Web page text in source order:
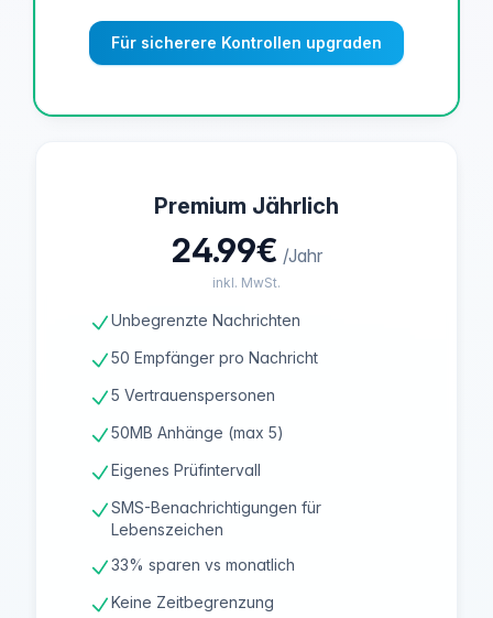
Für sicherere Kontrollen upgraden
Premium Jährlich
24.99€ /Jahr
inkl. MwSt.
Unbegrenzte Nachrichten
50 Empfänger pro Nachricht
5 Vertrauenspersonen
50MB Anhänge (max 5)
Eigenes Prüfintervall
SMS-Benachrichtigungen für
Lebenszeichen
33% sparen vs monatlich
Keine Zeitbegrenzung